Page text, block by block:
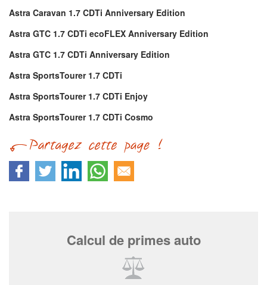
Astra Caravan 1.7 CDTi Anniversary Edition
Astra GTC 1.7 CDTi ecoFLEX Anniversary Edition
Astra GTC 1.7 CDTi Anniversary Edition
Astra SportsTourer 1.7 CDTi
Astra SportsTourer 1.7 CDTi Enjoy
Astra SportsTourer 1.7 CDTi Cosmo
Calcul de primes auto